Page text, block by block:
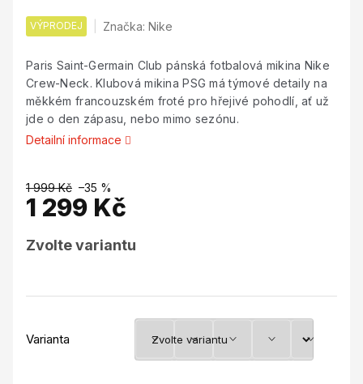
VÝPRODEJ Značka:Nike
Paris Saint-Germain Club pánská fotbalová mikina Nike
Crew-Neck. Klubová mikina PSG má týmové detaily na
měkkém francouzském froté pro hřejivé pohodlí, ať už
jde o den zápasu, nebo mimo sezónu.
Detailní informace
1 999 Kč –35 %
1 299 Kč
cena:
Zvolte variantu
Varianta